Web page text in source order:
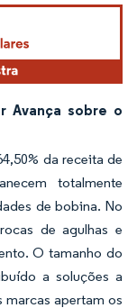
Avança sobre o
da receita de
totalmente
de bobina. No
de agulhas e
O tamanho do
a soluções a
marcas apertam os